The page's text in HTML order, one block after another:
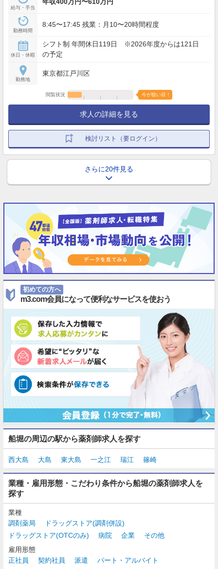
給与・手当
勤務時間
8:45〜17:45 残業：月10〜20時間程度
休日・休暇
シフト制 年間休日119日 ※2026年度からは121日
の予定
勤務地
東京都江戸川区
閲覧状況 今が狙い目！
求人の詳細を見る
検討リスト（要ログイン）
さらに20件見る
初めての方へ
m3.com会員になって便利なサービスを使おう
船堀の周辺の駅から薬剤師求人を探す
西大島 大島 東大島 一之江 瑞江 篠崎
業種・雇用形態・こだわり条件から船堀の薬剤師求人を
探す
業種
調剤薬局
ドラッグストア(調剤併設)
ドラッグストア(OTCのみ)
病院 企業
その他
雇用形態
正社員
契約社員 派遣 パート・アルバイト